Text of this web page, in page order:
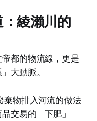
綾瀨川的
都的物流線，更是
大動脈。
物排入河流的做法
交易的「下肥」